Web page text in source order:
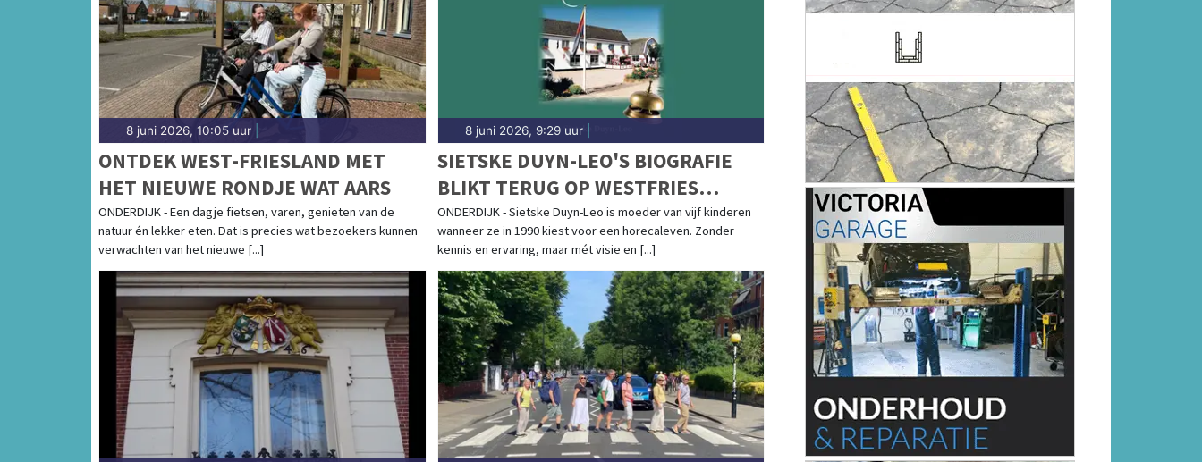
8 juni 2026, 10:05 uur
ONTDEK WEST-FRIESLAND MET
HET NIEUWE RONDJE WAT AARS
ONDERDIJK - Een dagje fietsen, varen, genieten van de
natuur én lekker eten. Dat is precies wat bezoekers kunnen
verwachten van het nieuwe [...]
8 juni 2026, 9:29 uur|
SIETSKE DUYN-LEO'S BIOGRAFIE
BLIKT TERUG OP WESTFRIES
FAMILIEHOTEL 'T HART VAN
ONDERDIJK
ONDERDIJK - Sietske Duyn-Leo is moeder van vijf kinderen
wanneer ze in 1990 kiest voor een horecaleven. Zonder
kennis en ervaring, maar mét visie en [...]